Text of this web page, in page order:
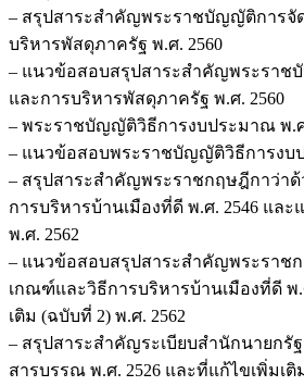
– สรุปสาระสำคัญพระราชบัญญัติการจั
บริหารพัสดุภาครัฐ พ.ศ. 2560
– แนวข้อสอบสรุปสาระสำคัญพระราช
และการบริหารพัสดุภาครัฐ พ.ศ. 2560
– พระราชบัญญัติวิธีการงบประมาณ พ.ศ
– แนวข้อสอบพระราชบัญญัติวิธีการงบ
– สรุปสาระสำคัญพระราชกฤษฎีกาว่า
การบริหารบ้านเมืองที่ดี พ.ศ. 2546 และ
พ.ศ. 2562
– แนวข้อสอบสรุปสาระสำคัญพระราช
เกณฑ์และวิธีการบริหารบ้านเมืองที่ดี พ.
เติม (ฉบับที่ 2) พ.ศ. 2562
– สรุปสาระสำคัญระเบียบสำนักนายกรั
สารบรรณ พ.ศ. 2526 และที่แก้ไขเพิ่มเติ